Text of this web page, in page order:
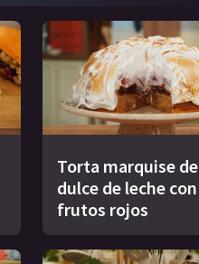
Torta marquise de
dulce de leche con
frutos rojos